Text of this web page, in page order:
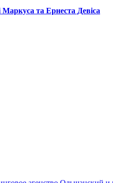
та Ернеста Девіса